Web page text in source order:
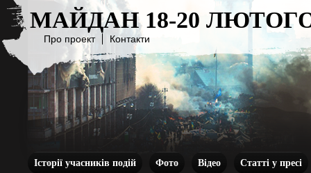
МАЙДАН 18-20
Про проект Контакти
Історії учасників подій Фото Відео Статті у пресі